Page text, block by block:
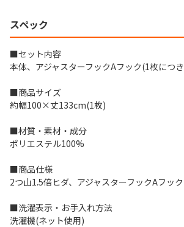
スペック
■セット内容
本体、アジャスターフックAフック(1枚につ
■商品サイズ
約幅100×丈133cm(1枚)
■材質・素材・成分
ポリエステル100%
■商品仕様
2つ山1.5倍ヒダ、アジャスターフックAフック
■洗濯表示・お手入れ方法
洗濯機(ネット使用)